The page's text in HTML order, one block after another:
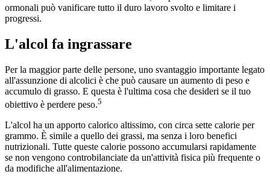
ormonali può vanificare tutto il duro lavoro svolto e limitare i
progressi.
L'alcol fa ingrassare
Per la maggior parte delle persone, uno svantaggio importante legato
all'assunzione di alcolici è che può causare un aumento di peso e
accumulo di grasso. E questa è l'ultima cosa che desideri se il tuo
obiettivo è perdere peso.5
L'alcol ha un apporto calorico altissimo, con circa sette calorie per
grammo. È simile a quello dei grassi, ma senza i loro benefici
nutrizionali. Tutte queste calorie possono accumularsi rapidamente
se non vengono controbilanciate da un'attività fisica più frequente o
da modifiche all'alimentazione.